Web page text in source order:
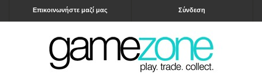
Σύνδεση
Επικοινωνήστε μαζί μας